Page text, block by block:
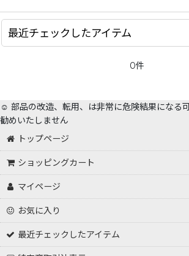
最近チェックしたアイテム
0件
☺️ 部品の改造、転用、は非常に危険結果になる
勧めいたしません
トップページ
ショッピングカート
マイページ
お気に入り
最近チェックしたアイテム